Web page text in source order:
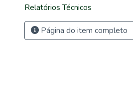
Relatórios Técnicos
Página do item completo